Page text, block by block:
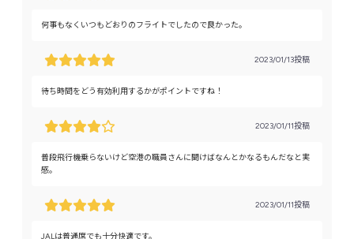
何事もなくいつもどおりのフライトでしたので良かった。
2023/01/13投稿
待ち時間をどう有効利用するかがポイントですね！
2023/01/11投稿
普段飛行機乗らないけど空港の職員さんに聞けばなんとかなるもんだなと実
感。
2023/01/11投稿
JALは普通席でも十分快適です。